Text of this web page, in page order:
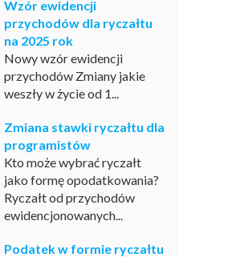
Wzór ewidencji
przychodów dla ryczałtu
na 2025 rok
Nowy wzór ewidencji
przychodów Zmiany jakie
weszły w życie od 1...
Zmiana stawki ryczałtu dla
programistów
Kto może wybrać ryczałt
jako formę opodatkowania?
Ryczałt od przychodów
ewidencjonowanych...
Podatek w formie ryczałtu